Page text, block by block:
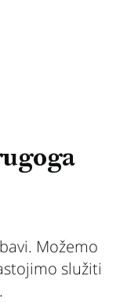
Možemo
služiti